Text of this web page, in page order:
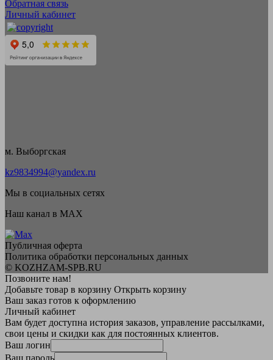
Обратная связь
Личный кабинет
м. Выборгская
kz9834994@yandex.ru
Мы в социальных сетях
Наш канал в MAX
Публичная оферта
Политика обработки персональных данных
© KOZHZAM-SPB.RU
Позвоните нам!
Добавьте товар в корзину Открыть корзину
Ваш заказ готов к оформлению
Личный кабинет
Вам будет доступна история заказов, управление рассылками,
свои цены и скидки как для постоянных клиентов.
Ваш логин
Ваш пароль